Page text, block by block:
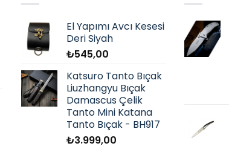
El Yapımı Avcı Kesesi
Deri Siyah
₺545,00
Katsuro Tanto Bıçak
Liuzhangyu Bıçak
Damascus Çelik
Tanto Mini Katana
Tanto Bıçak - BH917
₺3.999,00